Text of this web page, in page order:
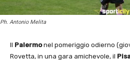
Ph. Antonio Melita
Il Palermonel pomeriggio odierno
Rovetta, in una gara amichevole, il